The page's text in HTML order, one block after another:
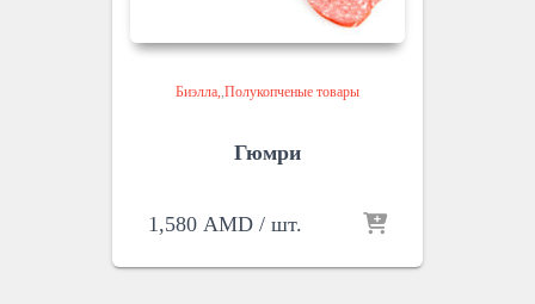
Биэлла ,Полукопченые товары
Гюмри
1,580 AMD / шт.